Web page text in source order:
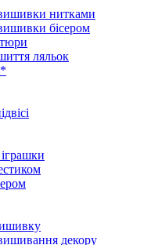
нитками
бісером
ляльок
декору